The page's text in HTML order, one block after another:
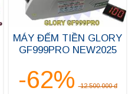
MÁY ĐẾM TIỀN GLORY
GF999PRO NEW2025
-62% 12.500.000 đ